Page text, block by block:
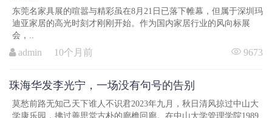
东莞名家具展的喧嚣与精彩虽在8月21日已落下帷幕，但属于深圳玛
迪亚家居的高光时刻才刚刚开始。作为国内家居行业的风向标展
会，..
admin 10个月前 9673
珠海华发李光宁，一场没有句号的告别
莫愁前路无知己天下谁人不识君2023年九月，秋日清风掠过中山大
学康乐园，拂过善思堂古朴的廊檐回廊。在中山大学管理学院1989